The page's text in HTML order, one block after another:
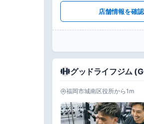
店舗情報を確認
グッドライフジム
福岡市城南区役所から1m